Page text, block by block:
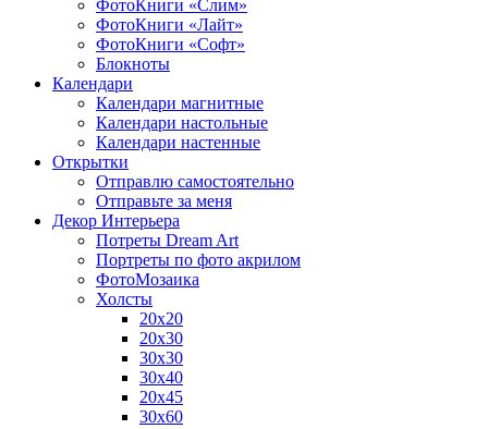
ФотоКниги «Слим»
ФотоКниги «Лайт»
ФотоКниги «Софт»
Блокноты
Календари
Календари магнитные
Календари настольные
Календари настенные
Открытки
Отправлю самостоятельно
Отправьте за меня
Декор Интерьера
Потреты Dream Art
Портреты по фото акрилом
ФотоМозаика
Холсты
20х20
20х30
30х30
30х40
20х45
30х60